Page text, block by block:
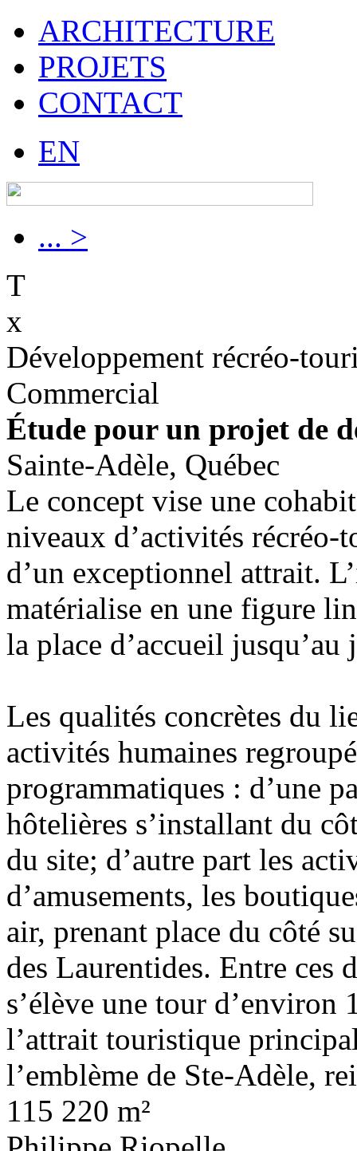
ARCHITECTURE
PROJETS
CONTACT
EN
... >
T
x
Développement récréo-
Commercial
Étude pour un projet de
Sainte-Adèle, Québec
Le concept vise une
niveaux d’activités récréo-
d’un exceptionnel attrait.
matérialise en une figure
la place d’accueil
Les qualités concrètes du
activités humaines
programmatiques : d’une
hôtelières s’installant du
du site; d’autre part les
d’amusements, les
air, prenant place du côté
des Laurentides. Entre ces
s’élève une tour d’environ
l’attrait touristique
l’emblème de Ste-Adèle,
115 220 m²